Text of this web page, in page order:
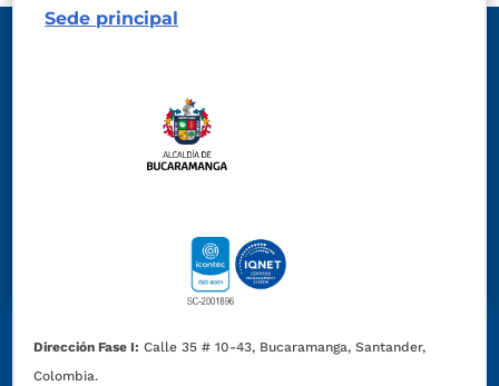
Sede principal
Dirección Fase I: Calle 35 # 10-43, Bucaramanga, Santander,
Colombia.